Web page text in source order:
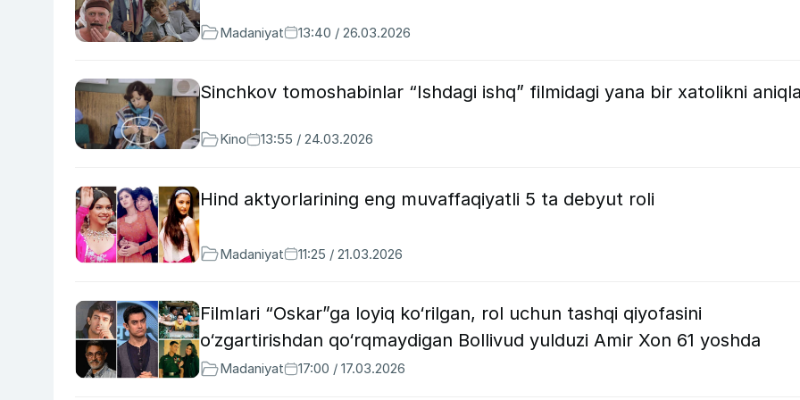
Madaniyat 13:40 / 26.03.2026
Sinchkov tomoshabinlar “Ishdagi ishq” filmidagi yana bir xatolikni
Kino 13:55 / 24.03.2026
Hind aktyorlarining eng muvaffaqiyatli 5 ta debyut roli
Madaniyat 11:25 / 21.03.2026
Filmlari “Oskar”ga loyiq ko‘rilgan, rol uchun tashqi qiyofasini
o‘zgartirishdan qo‘rqmaydigan Bollivud yulduzi Amir Xon 61 yoshda
Madaniyat 17:00 / 17.03.2026